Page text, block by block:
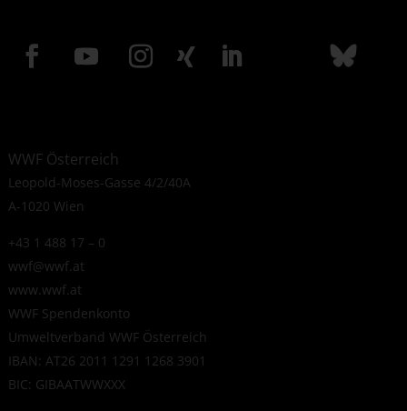
WWF Österreich
Leopold-Moses-Gasse 4/2/40A
A-1020 Wien
+43 1 488 17 – 0
wwf@wwf.at
www.wwf.at
WWF Spendenkonto
Umweltverband WWF Österreich
IBAN: AT26 2011 1291 1268 3901
BIC: GIBAATWWXXX